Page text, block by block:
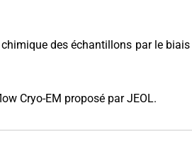
des échantillons par le biais
Cryo-EM proposé par JEOL.